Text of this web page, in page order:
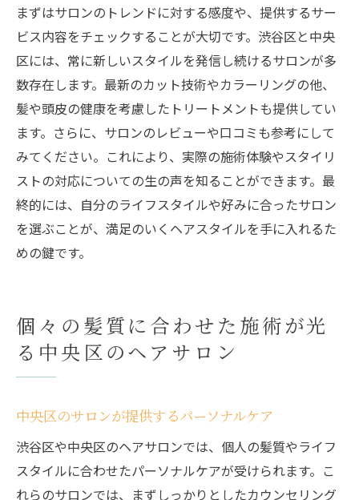
まずはサロンのトレンドに対する感度や、提供するサー
ビス内容をチェックすることが大切です。渋谷区と中央
区には、常に新しいスタイルを発信し続けるサロンが多
数存在します。最新のカット技術やカラーリングの他、
髪や頭皮の健康を考慮したトリートメントも提供してい
ます。さらに、サロンのレビューや口コミも参考にして
みてください。これにより、実際の施術体験やスタイリ
ストの対応についての生の声を知ることができます。最
終的には、自分のライフスタイルや好みに合ったサロン
を選ぶことが、満足のいくヘアスタイルを手に入れるた
めの鍵です。
個々の髪質に合わせた施術が光
る中央区のヘアサロン
中央区のサロンが提供するパーソナルケア
渋谷区や中央区のヘアサロンでは、個人の髪質やライフ
スタイルに合わせたパーソナルケアが受けられます。こ
れらのサロンでは、まずしっかりとしたカウンセリング